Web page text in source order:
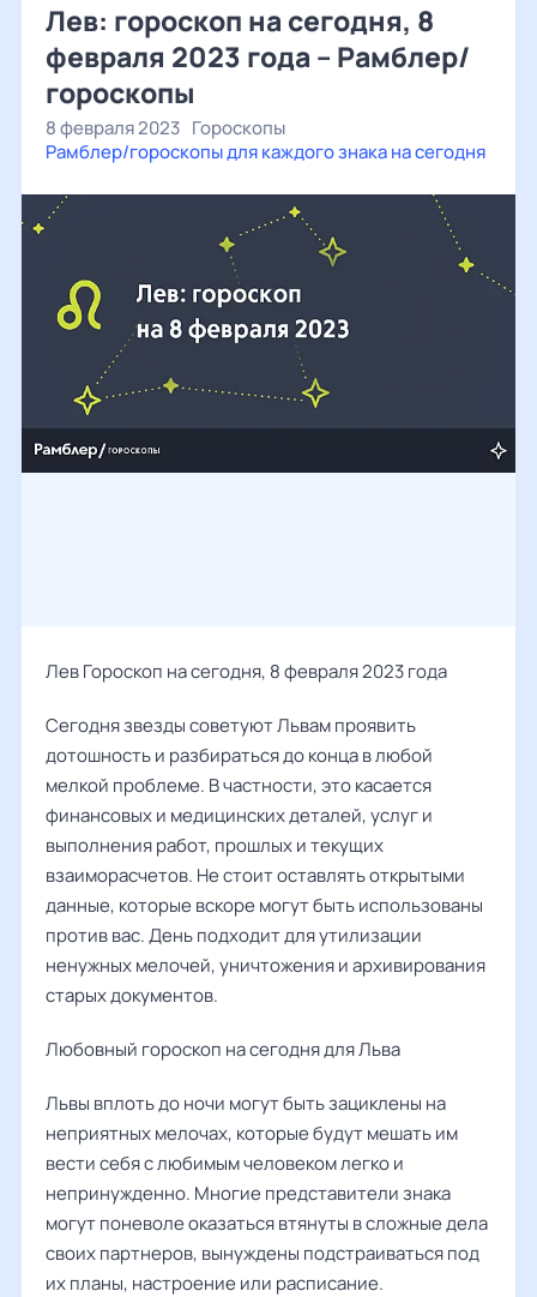
Лев: гороскоп на сегодня, 8
февраля 2023 года – Рамблер/
гороскопы
8 февраля 2023 Гороскопы
Рамблер/гороскопы для каждого знака на сегодня
Лев Гороскоп на сегодня, 8 февраля 2023 года
Сегодня звезды советуют Львам проявить
дотошность и разбираться до конца в любой
мелкой проблеме. В частности, это касается
финансовых и медицинских деталей, услуг и
выполнения работ, прошлых и текущих
взаиморасчетов. Не стоит оставлять открытыми
данные, которые вскоре могут быть использованы
против вас. День подходит для утилизации
ненужных мелочей, уничтожения и архивирования
старых документов.
Любовный гороскоп на сегодня для Льва
Львы вплоть до ночи могут быть зациклены на
неприятных мелочах, которые будут мешать им
вести себя с любимым человеком легко и
непринужденно. Многие представители знака
могут поневоле оказаться втянуты в сложные дела
своих партнеров, вынуждены подстраиваться под
их планы, настроение или расписание.